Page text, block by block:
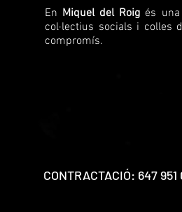
En Miquel del Roig és
col·lectius socials i colles
compromís.
CONTRACTACIÓ: 647